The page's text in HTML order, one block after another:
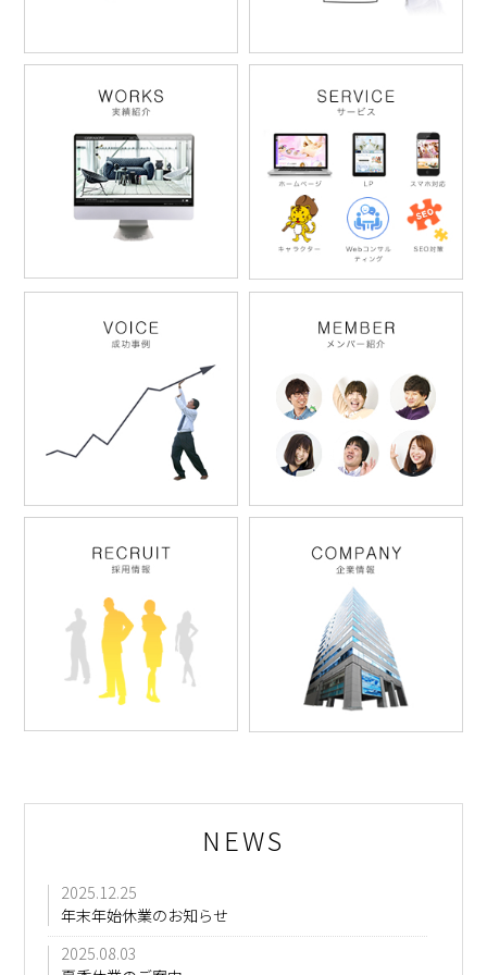
NEWS
2025.12.25
年末年始休業のお知らせ
2025.08.03